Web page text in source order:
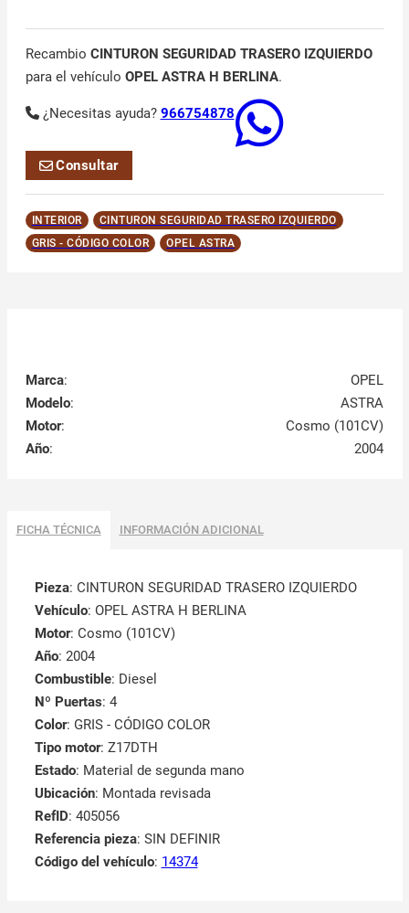
Recambio CINTURON SEGURIDAD TRASERO IZQUIERDO
para el vehículo OPEL ASTRA H BERLINA.
¿Necesitas ayuda? 966754878
Consultar
INTERIOR
CINTURON SEGURIDAD TRASERO IZQUIERDO
GRIS - CÓDIGO COLOR
OPEL ASTRA
Marca:
OPEL
Modelo:
ASTRA
Motor:
Cosmo (101CV)
Año: 2004
FICHA TÉCNICA INFORMACIÓN ADICIONAL
Pieza: CINTURON SEGURIDAD TRASERO IZQUIERDO
Vehículo: OPEL ASTRA H BERLINA
Motor: Cosmo (101CV)
Año: 2004
Combustible: Diesel
Nº Puertas: 4
Color: GRIS - CÓDIGO COLOR
Tipo motor: Z17DTH
Estado: Material de segunda mano
Ubicación: Montada revisada
RefID: 405056
Referencia pieza: SIN DEFINIR
Código del vehículo: 14374